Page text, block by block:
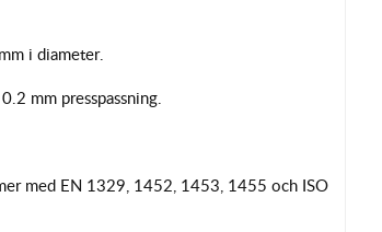
i diameter.
mm presspassning.
med EN 1329, 1452, 1453, 1455 och ISO